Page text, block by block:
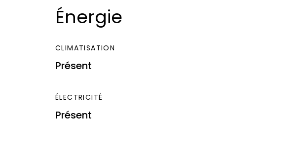
Énergie
CLIMATISATION
Présent
ÉLECTRICITÉ
Présent